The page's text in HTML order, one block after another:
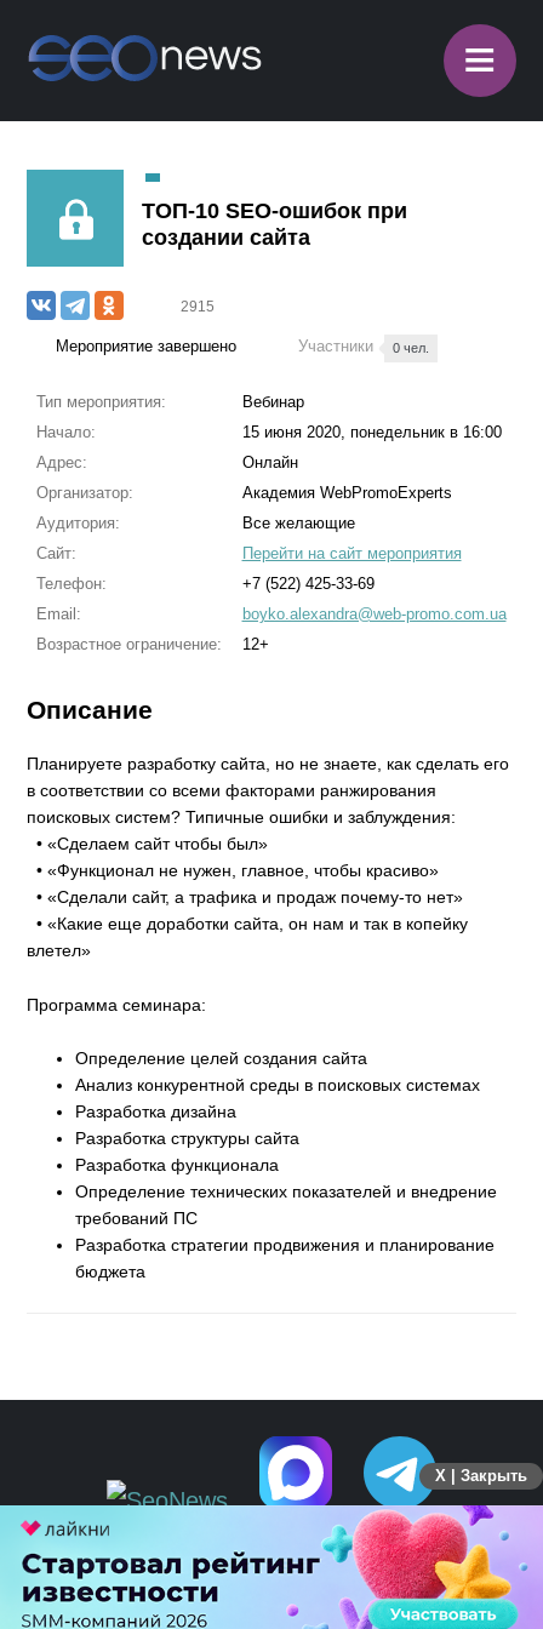
≡
ТОП-10 SEO-ошибок при
создании сайта
2915
Мероприятие завершено Участники 0 чел.
Тип мероприятия:
Вебинар
Начало:
15 июня 2020, понедельник в 16:00
Адрес:
Онлайн
Организатор:
Академия WebPromoExperts
Аудитория:
Все желающиe
Сайт:
Перейти на сайт мероприятия
Телефон:
+7 (522) 425-33-69
Email:
boyko.alexandra@web-promo.com.ua
Возрастное ограничение:
12+
Описание
Планируете разработку сайта, но не знаете, как сделать его
в соответствии со всеми факторами ранжирования
поисковых систем? Типичные ошибки и заблуждения:
• «Сделаем сайт чтобы был»
• «Функционал не нужен, главное, чтобы красиво»
• «Сделали сайт, а трафика и продаж почему-то нет»
• «Какие еще доработки сайта, он нам и так в копейку
влетел»
Программа семинара:
Определение целей создания сайта
Анализ конкурентной среды в поисковых системах
Разработка дизайна
Разработка структуры сайта
Разработка функционала
Определение технических показателей и внедрение
требований ПС
Разработка стратегии продвижения и планирование
бюджета
X | Закрыть
ПЕРЕЙТИ НА ПОЛНУЮ ВЕРСИЮ
© SEOnews.ru Все права защищены. 2026